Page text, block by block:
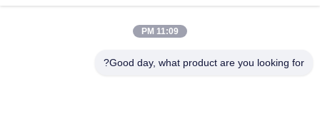
11:09 PM
Good day, what product are you looking for?